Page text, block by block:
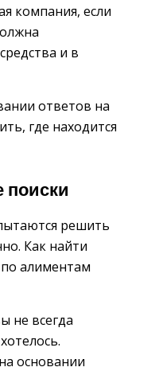
компания, если
и в
ответов на
где находится
поиски
решить
Как найти
алиментам
не всегда
основании